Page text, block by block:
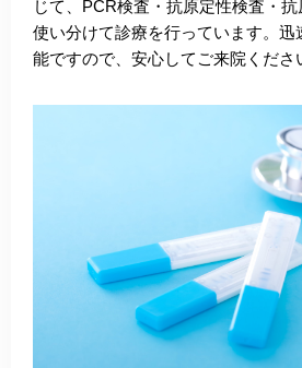
じて、PCR検査・抗原定性検査・
使い分けて診療を行っています。迅
能ですので、安心してご来院くださ